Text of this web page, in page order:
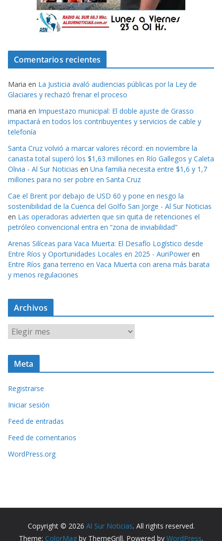
Comentarios recientes
Maria en La Justicia avaló audiencias públicas por la Ley de
Glaciares y rechazó frenar el proceso
maria en Impuestazo municipal: El doble ajuste de Grasso
impactará en todos los contribuyentes y servicios de cable y
telefonía
Santa Cruz volvió a marcar valores récord: en noviembre la
canasta total superó los $1,63 millones en Río Gallegos y Caleta
Olivia - Al Sur Noticias en Una familia necesita entre $1,6 y 1,7
millones para no ser pobre en Santa Cruz
Cae el Brent por debajo de USD 60 y pone en riesgo la
sostenibilidad de la Cuenca del Golfo San Jorge - Al Sur Noticias
en Las operadoras advierten que sin quita de retenciones el
petróleo convencional entra en “zona de inviabilidad”
Arenas Silíceas para Vaca Muerta: El Desafío Logístico desde
Entre Ríos y Oportunidades Locales en 2025 - AuriPower en
Entre Ríos gana terreno en Vaca Muerta con arena más barata
y menos regulaciones
Archivos
c
v
o
s
Meta
Registrarse
Iniciar sesión
Feed de entradas
Feed de comentarios
WordPress.org
Copyright © 2026 Al Sur Noticias. All rights reserved.
Theme: ColorMag by ThemeGrill. Powered by WordPress.